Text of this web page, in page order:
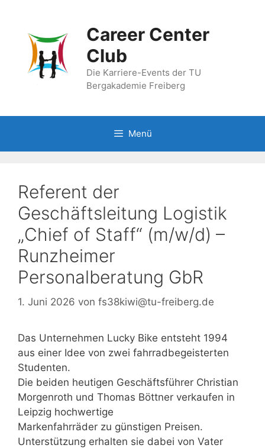
springen
Career Center
Club
Die Karriere-Events der TU
Bergakademie Freiberg
Menü
Referent der
Geschäftsleitung Logistik
„Chief of Staff“ (m/w/d) –
Runzheimer
Personalberatung GbR
1. Juni 2026 von fs38kiwi@tu-freiberg.de
Das Unternehmen Lucky Bike entsteht 1994
aus einer Idee von zwei fahrradbegeisterten
Studenten.
Die beiden heutigen Geschäftsführer Christian
Morgenroth und Thomas Böttner verkaufen in
Leipzig hochwertige
Markenfahrräder zu günstigen Preisen.
Unterstützung erhalten sie dabei von Vater